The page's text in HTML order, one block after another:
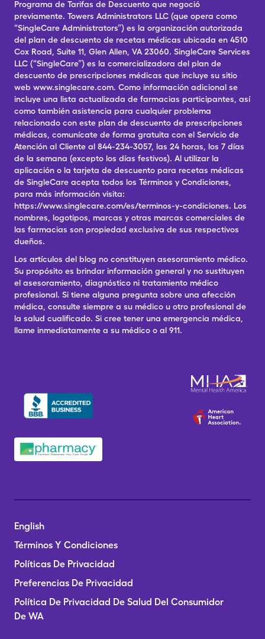
Programa de Tarifas de Descuento que negoció
previamente. Towers Administrators LLC (que opera como
“SingleCare Administrators”) es la organización autorizada
del plan de descuento de recetas médicas ubicada en 4510
Cox Road, Suite 11, Glen Allen, VA 23060. SingleCare Services
LLC (“SingleCare”) es la comercializadora del plan de
descuento de prescripciones médicas que incluye su sitio
web www.singlecare.com. Como información adicional se
incluye una lista actualizada de farmacias participantes, así
como también asistencia para cualquier problema
relacionado con este plan de descuento de prescripciones
médicas, comunícate de forma gratuita con el Servicio de
Atención al Cliente al 844-234-3057, las 24 horas, los 7 días
de la semana (excepto los días festivos). Al utilizar la
aplicación o la tarjeta de descuento para recetas médicas
de SingleCare acepta todos los Términos y Condiciones,
para más información visita:
https://www.singlecare.com/es/terminos-y-condiciones. Los
nombres, logotipos, marcas y otras marcas comerciales de
las farmacias son propiedad exclusiva de sus respectivos
dueños.
Los artículos del blog no constituyen asesoramiento médico.
Su propósito es brindar información general y no sustituyen
el asesoramiento, diagnóstico ni tratamiento médico
profesional. Si tiene alguna pregunta sobre una afección
médica, consulte siempre a su médico u otro profesional de
la salud cualificado. Si cree tener una emergencia médica,
llame inmediatamente a su médico o al 911.
English
Términos Y Condiciones
Políticas De Privacidad
Preferencias De Privacidad
Política De Privacidad De Salud Del Consumidor
De WA